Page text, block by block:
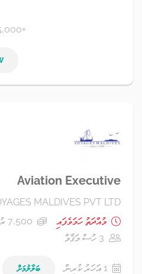
Aviation Executive
MALDIVES PVT LTD
މުއްދަތު ހަމަވެފައި
7,500 ރުފިޔާ - 8,000 ރުފިޔާ
3 ހުސް މަޤާމް
1 އަހަރު ކުރިން ބަލާލުމަށް